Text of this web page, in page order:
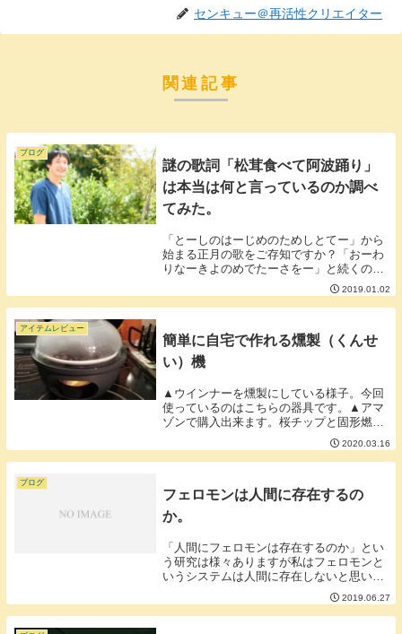
センキュー＠再活性クリエイター
関連記事
ブログ
謎の歌詞「松茸食べて阿波踊り」
は本当は何と言っているのか調べ
てみた。
「とーしのはーじめのためしとてー」から
始まる正月の歌をご存知ですか？「おーわ
りなーきよのめでたーさをー」と続くので
すが、問題はその次「まつたけたーべてあ
わおーどりー」・・・・・？？？「松茸食
べて阿波踊り？？」何？正月って松茸食べ
2019.01.02
アイテムレビュー
簡単に自宅で作れる燻製（くんせ
い）機
▲ウインナーを燻製にしている様子。今回
使っているのはこちらの器具です。▲アマ
ゾンで購入出来ます。桜チップと固形燃料
があれば20分くらいで作ることができま
す。燻煙の匂いはありますが電気も火も使
わず固形燃料を使うためベランダなどで行
2020.03.16
ブログ
フェロモンは人間に存在するの
か。
「人間にフェロモンは存在するのか」とい
う研究は様々ありますが私はフェロモンと
いうシステムは人間に存在しないと思いま
す。■フェロモンが存在しないと思う理由
仮に人間にフェロモンというシステムが存
在するのであれば真っ先に困る人たちがい
2019.06.27